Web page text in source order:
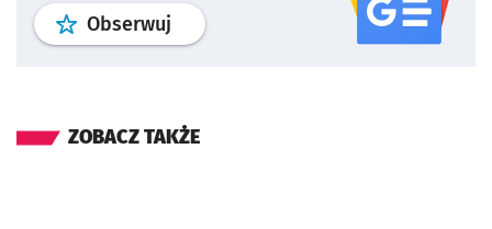
Obserwuj profil serwisu
ZOBACZ TAKŻE